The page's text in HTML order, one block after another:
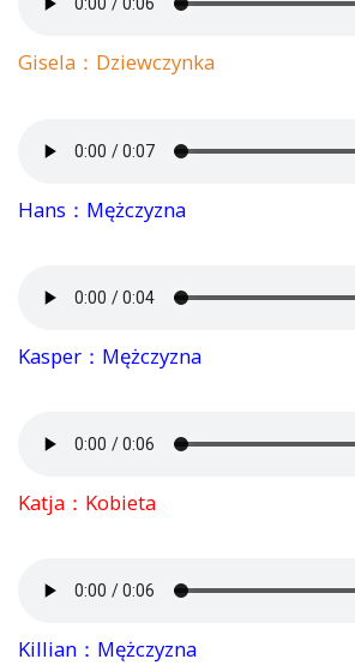
Gisela：Dziewczynka
Hans：Mężczyzna
Kasper：Mężczyzna
Katja：Kobieta
Killian：Mężczyzna